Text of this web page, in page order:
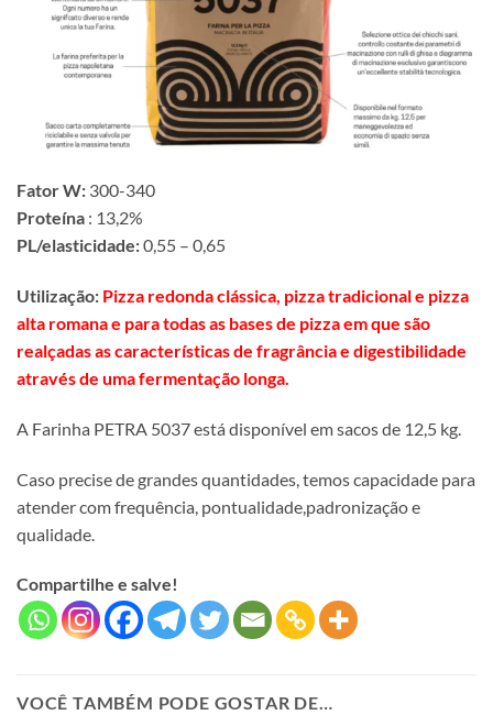
Fator W: 300-340
Proteína : 13,2%
PL/elasticidade:0,55 – 0,65
Utilização: Pizza redonda clássica, pizza tradicional e pizza
alta romana e para todas as bases de pizza em que são
realçadas as características de fragrância e digestibilidade
através de uma fermentação longa.
A Farinha PETRA 5037 está disponível em sacos de 12,5 kg.
Caso precise de grandes quantidades, temos capacidade para
atender com frequência, pontualidade,padronização e
qualidade.
Compartilhe e salve!
VOCÊ TAMBÉM PODE GOSTAR DE…